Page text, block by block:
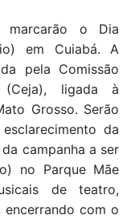
marcarão o Dia
em Cuiabá. A
pela Comissão
(Ceja), ligada à
Grosso. Serão
da
campanha a ser
no Parque Mãe
de teatro,
com o